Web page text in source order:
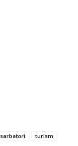
sarbatori turism